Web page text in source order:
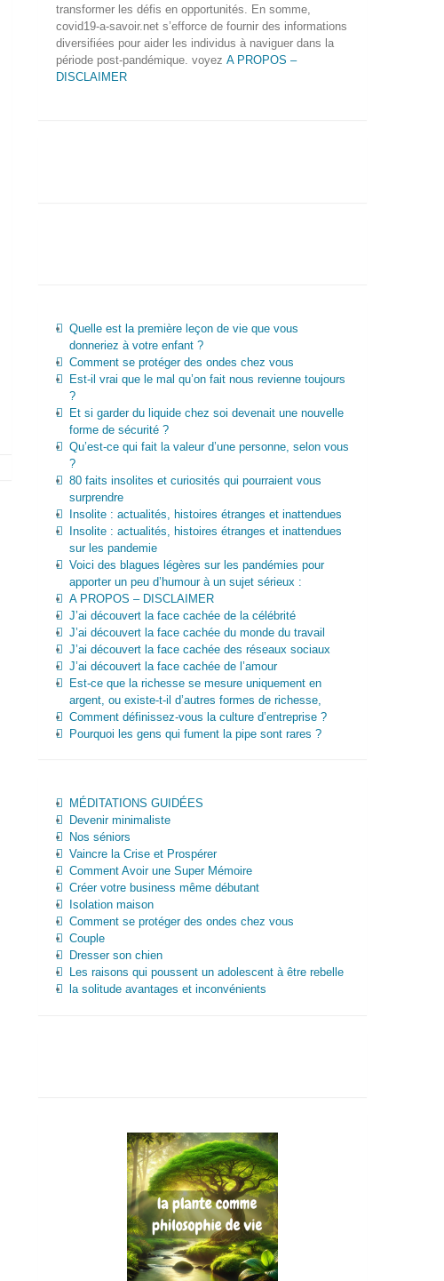
transformer les défis en opportunités. En somme,
covid19-a-savoir.net s’efforce de fournir des informations
diversifiées pour aider les individus à naviguer dans la
période post-pandémique. voyez A PROPOS –
DISCLAIMER
Quelle est la première leçon de vie que vous
donneriez à votre enfant ?
Comment se protéger des ondes chez vous
Est-il vrai que le mal qu’on fait nous revienne toujours
?
Et si garder du liquide chez soi devenait une nouvelle
forme de sécurité ?
Qu’est-ce qui fait la valeur d’une personne, selon vous
?
80 faits insolites et curiosités qui pourraient vous
surprendre
Insolite : actualités, histoires étranges et inattendues
Insolite : actualités, histoires étranges et inattendues
sur les pandemie
Voici des blagues légères sur les pandémies pour
apporter un peu d’humour à un sujet sérieux :
A PROPOS – DISCLAIMER
J’ai découvert la face cachée de la célébrité
J’ai découvert la face cachée du monde du travail
J’ai découvert la face cachée des réseaux sociaux
J’ai découvert la face cachée de l’amour
Est-ce que la richesse se mesure uniquement en
argent, ou existe-t-il d’autres formes de richesse,
Comment définissez-vous la culture d’entreprise ?
Pourquoi les gens qui fument la pipe sont rares ?
MÉDITATIONS GUIDÉES
Devenir minimaliste
Nos séniors
Vaincre la Crise et Prospérer
Comment Avoir une Super Mémoire
Créer votre business même débutant
Isolation maison
Comment se protéger des ondes chez vous
Couple
Dresser son chien
Les raisons qui poussent un adolescent à être rebelle
la solitude avantages et inconvénients